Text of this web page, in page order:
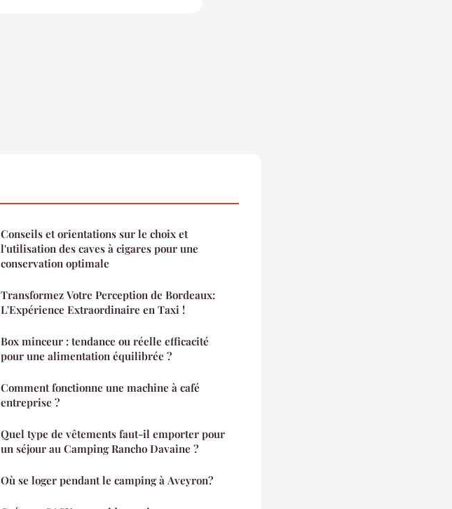
Conseils et orientations sur le choix et
l'utilisation des caves à cigares pour une
conservation optimale
Transformez Votre Perception de Bordeaux:
L'Expérience Extraordinaire en Taxi !
Box minceur : tendance ou réelle efficacité
pour une alimentation équilibrée ?
Comment fonctionne une machine à café
entreprise ?
Quel type de vêtements faut-il emporter pour
un séjour au Camping Rancho Davaine ?
Où se loger pendant le camping à Aveyron?